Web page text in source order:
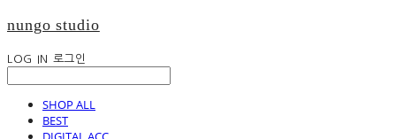
nungo studio
LOG IN 로그인
SHOP ALL
BEST